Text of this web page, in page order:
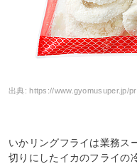
出典:https://www.gyomusuper.jp/
いかリングフライは業務ス
切りにしたイカのフライの